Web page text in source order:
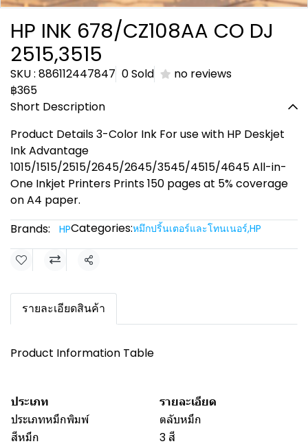
HP INK 678/CZ108AA CO DJ
2515,3515
SKU : 886112447847 0 Sold
no reviews
฿365
Short Description
Product Details 3-Color Ink For use with HP Deskjet
Ink Advantage
1015/1515/2515/2645/2645/3545/4515/4645 All-in-
One Inkjet Printers Prints 150 pages at 5% coverage
on A4 paper.
Brands:
HPCategories:หมึกปริ้นเตอร์และโทนเนอร์,HP
Share
รายละเอียดสินค้า
Product Information Table
ประเภท
รายละเอียด
ประเภทหมึกพิมพ์
ตลับหมึก
สีหมึก
3 สี